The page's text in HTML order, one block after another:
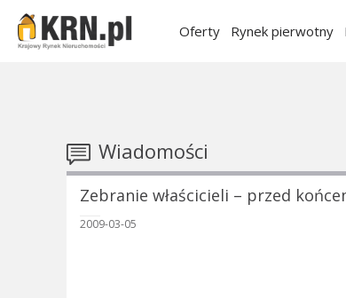
Oferty Rynek pierwotny
Wiadomości
Zebranie właścicieli – przed
2009-03-05